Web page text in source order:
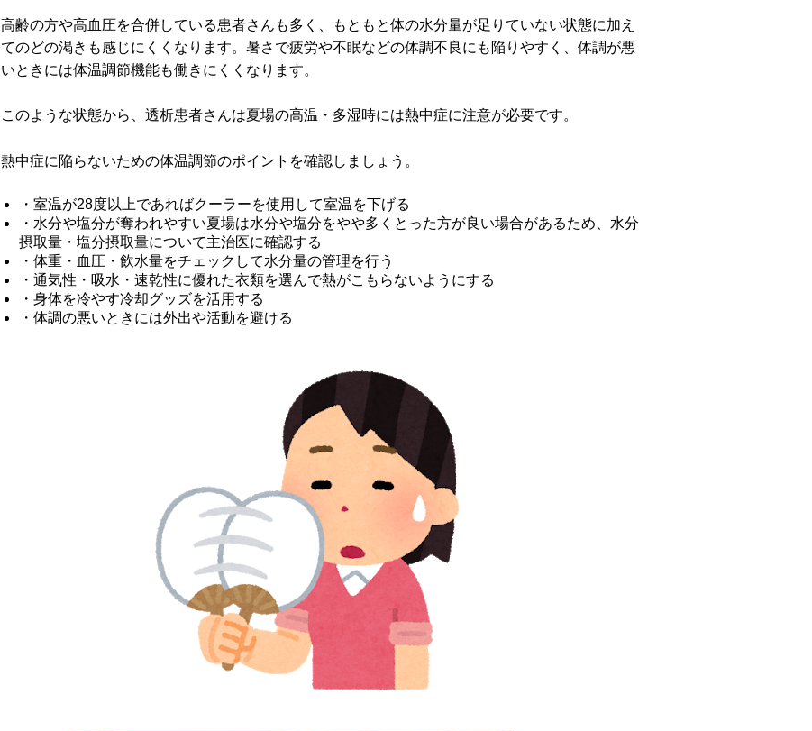
高齢の方や高血圧を合併している患者さんも多く、もともと体の水分量が足りていない状態に加え
てのどの渇きも感じにくくなります。暑さで疲労や不眠などの体調不良にも陥りやすく、体調が悪
いときには体温調節機能も働きにくくなります。
このような状態から、透析患者さんは夏場の高温・多湿時には熱中症に注意が必要です。
熱中症に陥らないための体温調節のポイントを確認しましょう。
・室温が28度以上であればクーラーを使用して室温を下げる
・水分や塩分が奪われやすい夏場は水分や塩分をやや多くとった方が良い場合があるため、水分
摂取量・塩分摂取量について主治医に確認する
・体重・血圧・飲水量をチェックして水分量の管理を行う
・通気性・吸水・速乾性に優れた衣類を選んで熱がこもらないようにする
・身体を冷やす冷却グッズを活用する
・体調の悪いときには外出や活動を避ける